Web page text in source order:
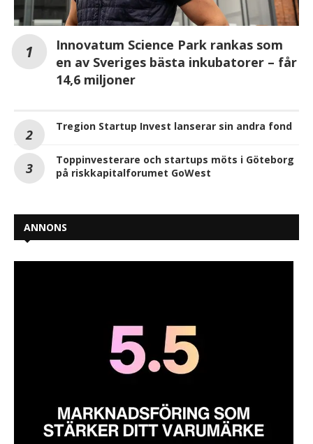
Innovatum Science Park rankas som
en av Sveriges bästa inkubatorer – får
14,6 miljoner
Tregion Startup Invest lanserar sin andra fond
Toppinvesterare och startups möts i Göteborg
på riskkapitalforumet GoWest
ANNONS